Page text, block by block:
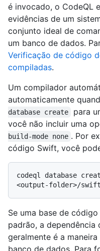
é invocado, o CodeQL
evidências de um
conjunto ideal de
um banco de dados.
Verificação de código
compiladas.
Um compilador
automaticamente
database create
para
você não incluir uma
build-mode none . Por
código Swift, você
codeql database
Se uma base de
padrão, a
geralmente é a
banco de dados. Para